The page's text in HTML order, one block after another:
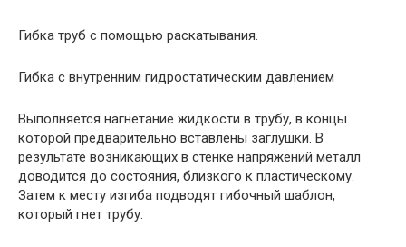
Гибка труб с помощью раскатывания.
Гибка с внутренним гидростатическим давлением
Выполняется нагнетание жидкости в трубу, в концы
которой предварительно вставлены заглушки. В
результате возникающих в стенке напряжений металл
доводится до состояния, близкого к пластическому.
Затем к месту изгиба подводят гибочный шаблон,
который гнет трубу.